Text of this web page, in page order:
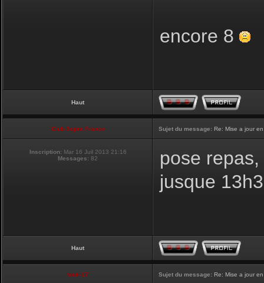
encore 8
Haut
Club Supra France Sujet du message: Re: Mise a jour
Inscription: Mar 16 Juil 2013 21:16
Messages: 82
pose
jusque
Haut
touti-17 Sujet du message: Re: Mise a jour